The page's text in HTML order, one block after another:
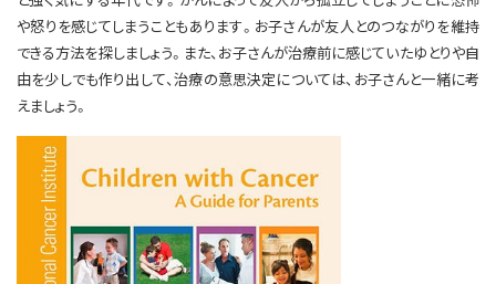
や怒りを感じてしまうこともあります。お子さんが友人とのつながりを維持
できる方法を探しましょう。また、お子さんが治療前に感じていたゆとりや自
由を少しでも作り出して、治療の意思決定については、お子さんと一緒に考
えましょう。